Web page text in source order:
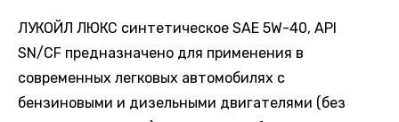
ЛУКОЙЛ ЛЮКС синтетическое SAE 5W-40, API
SN/CF предназначено для применения в
современных легковых автомобилях с
бензиновыми и дизельными двигателями (без